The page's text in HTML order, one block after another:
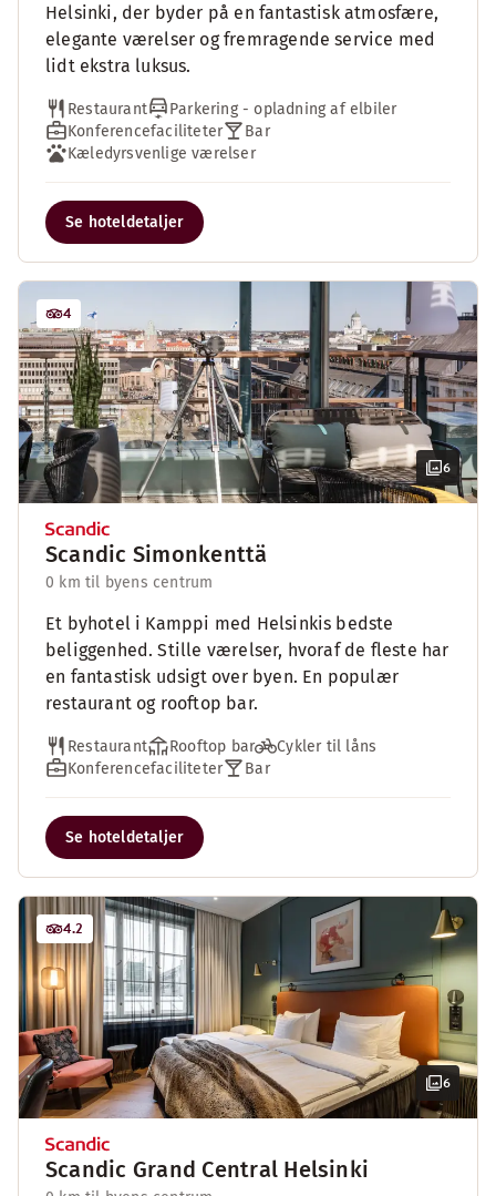
Helsinki, der byder på en fantastisk atmosfære,
elegante værelser og fremragende service med
lidt ekstra luksus.
Restaurant
Parkering - opladning af elbiler
Konferencefaciliteter
Bar
Kæledyrsvenlige værelser
Se hoteldetaljer
6
4
Scandic Simonkenttä
0 km til byens centrum
Et byhotel i Kamppi med Helsinkis bedste
beliggenhed. Stille værelser, hvoraf de fleste har
en fantastisk udsigt over byen. En populær
restaurant og rooftop bar.
Restaurant Rooftop bar
Cykler til låns
Konferencefaciliteter
Bar
Se hoteldetaljer
6
4.2
Scandic Grand Central Helsinki